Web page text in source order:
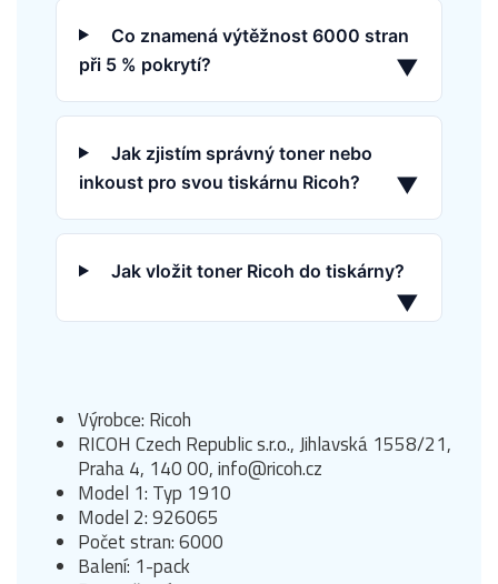
Co znamená výtěžnost 6000 stran
při 5 % pokrytí?
▼
Jak zjistím správný toner nebo
inkoust pro svou tiskárnu Ricoh?
▼
Jak vložit toner Ricoh do tiskárny?
▼
Výrobce: Ricoh
RICOH Czech Republic s.r.o., Jihlavská 1558/21,
Praha 4, 140 00, info@ricoh.cz
Model 1: Typ 1910
Model 2: 926065
Počet stran: 6000
Balení: 1-pack